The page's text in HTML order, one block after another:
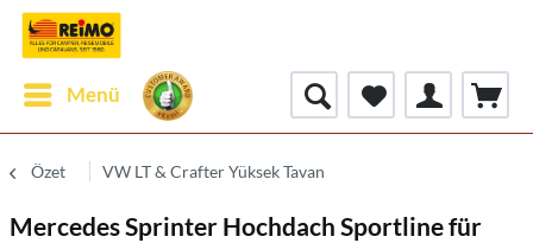
Menü
Özet VW LT & Crafter Yüksek Tavan
Mercedes Sprinter Hochdach Sportline für